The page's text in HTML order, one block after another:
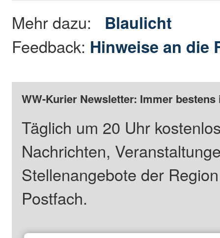
Mehr dazu: Blaulicht
Feedback: Hinweise an die
WW-Kurier Newsletter: Immer
Täglich um 20 Uhr
Nachrichten,
Stellenangebote der
Postfach.